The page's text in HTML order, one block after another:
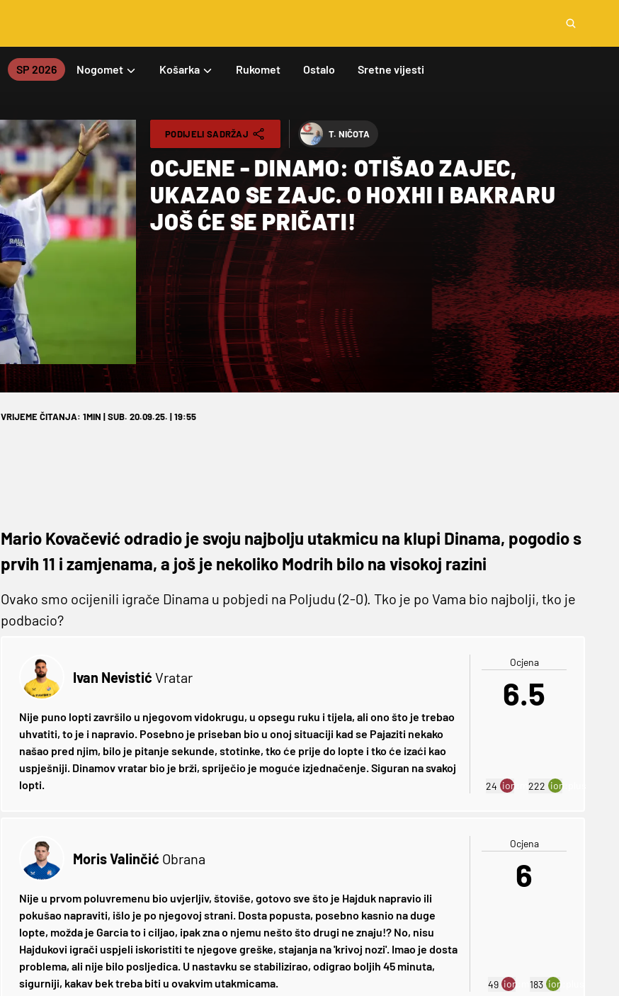
SP 2026 Nogomet Košarka Rukomet Ostalo Sretne vijesti
PODIJELI SADRŽAJ T. NIČOTA
OCJENE - DINAMO: OTIŠAO ZAJEC,
UKAZAO SE ZAJC. O HOXHI I BAKRARU
JOŠ ĆE SE PRIČATI!
VRIJEME ČITANJA: 1MIN | SUB. 20.09.25. | 19:55
Mario Kovačević odradio je svoju najbolju utakmicu na klupi Dinama, pogodio s
prvih 11 i zamjenama, a još je nekoliko Modrih bilo na visokoj razini
Ovako smo ocijenili igrače Dinama u pobjedi na Poljudu (2-0). Tko je po Vama bio najbolji, tko je
podbacio?
Ivan Nevistić Vratar
Nije puno lopti završilo u njegovom vidokrugu, u opsegu ruku i tijela, ali ono što je trebao
uhvatiti, to je i napravio. Posebno je priseban bio u onoj situaciji kad se Pajaziti nekako
našao pred njim, bilo je pitanje sekunde, stotinke, tko će prije do lopte i tko će izaći kao
uspješniji. Dinamov vratar bio je brži, spriječio je moguće izjednačenje. Siguran na svakoj
lopti.
Ocjena
6.5
24 ion:minus
222 ion:plus
Moris Valinčić Obrana
Nije u prvom poluvremenu bio uvjerljiv, štoviše, gotovo sve što je Hajduk napravio ili
pokušao napraviti, išlo je po njegovoj strani. Dosta popusta, posebno kasnio na duge
lopte, možda je Garcia to i ciljao, ipak zna o njemu nešto što drugi ne znaju!? No, nisu
Hajdukovi igrači uspjeli iskoristiti te njegove greške, stajanja na 'krivoj nozi'. Imao je dosta
problema, ali nije bilo posljedica. U nastavku se stabilizirao, odigrao boljih 45 minuta,
sigurniji, kakav bek treba biti u ovakvim utakmicama.
Ocjena
6
49 ion:minus
183 ion:plus